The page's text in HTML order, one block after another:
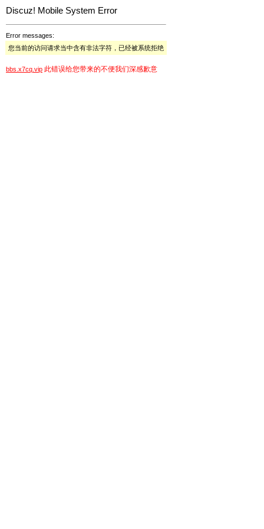
Discuz! Mobile System Error
Error messages:
您当前的访问请求当中含有非法字符，已经被系统拒绝
bbs.x7cq.vip 此错误给您带来的不便我们深感歉意